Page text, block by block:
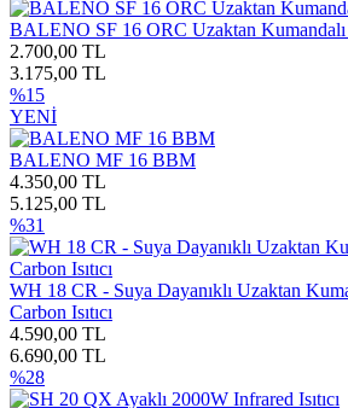
BALENO SF 16 ORC Uzaktan Kumandalı
2.700,00 TL
3.175,00 TL
%15
YENİ
BALENO MF 16 BBM
4.350,00 TL
5.125,00 TL
%31
WH 18 CR - Suya Dayanıklı Uzaktan
Carbon Isıtıcı
4.590,00 TL
6.690,00 TL
%28